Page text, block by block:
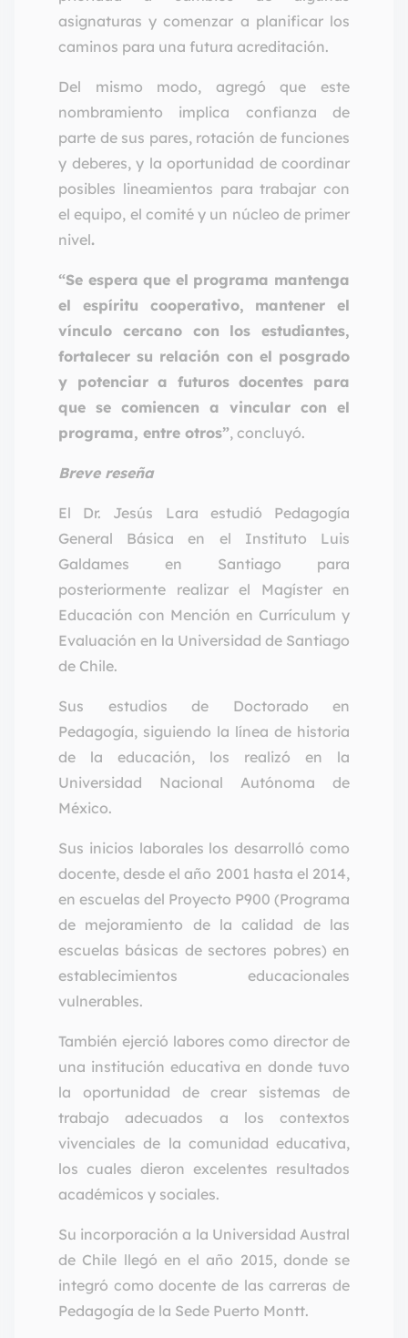
asignaturas y comenzar a planificar los
caminos para una futura acreditación.
Del mismo modo, agregó que este
nombramiento implica confianza de
parte de sus pares, rotación de funciones
y deberes, y la oportunidad de coordinar
posibles lineamientos para trabajar con
el equipo, el comité y un núcleo de primer
nivel.
“Se espera que el programa mantenga
el espíritu cooperativo, mantener el
vínculo cercano con los estudiantes,
fortalecer su relación con el posgrado
y potenciar a futuros docentes para
que se comiencen a vincular con el
programa, entre otros”, concluyó.
Breve reseña
El Dr. Jesús Lara estudió Pedagogía
General Básica en el Instituto Luis
Galdames en Santiago para
posteriormente realizar el Magíster en
Educación con Mención en Currículum y
Evaluación en la Universidad de Santiago
de Chile.
Sus estudios de Doctorado en
Pedagogía, siguiendo la línea de historia
de la educación, los realizó en la
Universidad Nacional Autónoma de
México.
Sus inicios laborales los desarrolló como
docente, desde el año 2001 hasta el 2014,
en escuelas del Proyecto P900 (Programa
de mejoramiento de la calidad de las
escuelas básicas de sectores pobres) en
establecimientos educacionales
vulnerables.
También ejerció labores como director de
una institución educativa en donde tuvo
la oportunidad de crear sistemas de
trabajo adecuados a los contextos
vivenciales de la comunidad educativa,
los cuales dieron excelentes resultados
académicos y sociales.
Su incorporación a la Universidad Austral
de Chile llegó en el año 2015, donde se
integró como docente de las carreras de
Pedagogía de la Sede Puerto Montt.